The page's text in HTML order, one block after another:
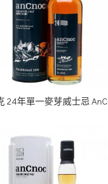
24年單一麥芽威士忌